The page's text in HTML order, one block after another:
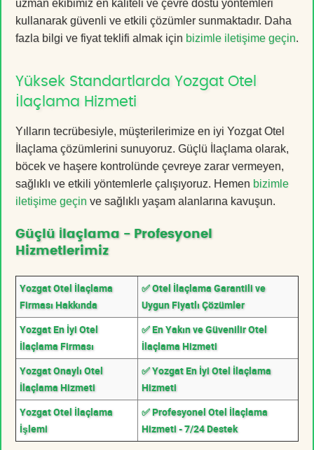
uzman ekibimiz en kaliteli ve çevre dostu yöntemleri
kullanarak güvenli ve etkili çözümler sunmaktadır. Daha
fazla bilgi ve fiyat teklifi almak için bizimle iletişime geçin.
Yüksek Standartlarda Yozgat Otel
İlaçlama Hizmeti
Yılların tecrübesiyle, müşterilerimize en iyi Yozgat Otel
İlaçlama çözümlerini sunuyoruz. Güçlü İlaçlama olarak,
böcek ve haşere kontrolünde çevreye zarar vermeyen,
sağlıklı ve etkili yöntemlerle çalışıyoruz. Hemen bizimle
iletişime geçin ve sağlıklı yaşam alanlarına kavuşun.
Güçlü İlaçlama - Profesyonel
Hizmetlerimiz
Yozgat Otel İlaçlama
Firması Hakkında
✅ Otel İlaçlama Garantili ve
Uygun Fiyatlı Çözümler
Yozgat En İyi Otel
İlaçlama Firması
✅ En Yakın ve Güvenilir Otel
İlaçlama Hizmeti
Yozgat Onaylı Otel
İlaçlama Hizmeti
✅ Yozgat En İyi Otel İlaçlama
Hizmeti
Yozgat Otel İlaçlama
İşlemi
✅ Profesyonel Otel İlaçlama
Hizmeti - 7/24 Destek